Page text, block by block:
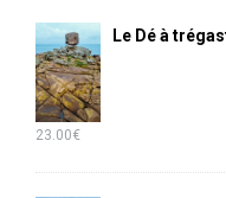
Le Dé à
23.00€